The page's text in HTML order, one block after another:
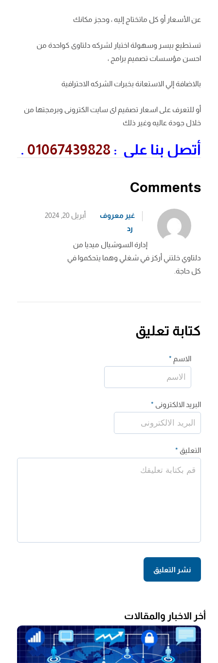
عن الأسعار أو كل ماتحَتاج إليه ، وحجز مكانك
تستطيع بيسر وسهولة اختيار لشركه دلتاوى كواحدة من
احسن مؤسسات تصميم برامج ،
بالاضافة إلي الاستعانة بخبرات الشركه الاحترافية
أو للتعرف على اسعار تصمَيم اى سايت الكترونى وبرمجتها من
خلال جودة عاليه وغير ذلك
أتصل بنا على : 01067439828
.
Comments
غير معروف أبريل 20, 2024
رد
إدارة السوشيال ميديا من
دلتاوي خلتني أركز في شغلي وهما يتحكموا في
كل حاجة.
كتابة تعليق
الاسم *
البريد الالكترونى *
التعليق *
أخر الاخبار والمقالات